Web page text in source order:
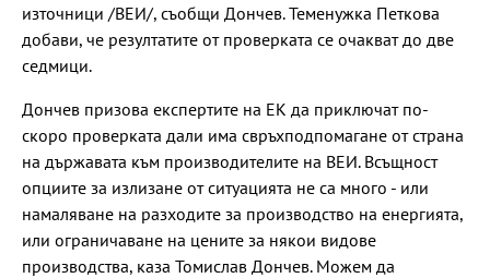
източници /ВЕИ/, съобщи Дончев. Теменужка Петкова
добави, че резултатите от проверката се очакват до две
седмици.
Дончев призова експертите на ЕК да приключат по-
скоро проверката дали има свръхподпомагане от страна
на държавата към производителите на ВЕИ. Всъщност
опциите за излизане от ситуацията не са много - или
намаляване на разходите за производство на енергията,
или ограничаване на цените за някои видове
производства, каза Томислав Дончев. Можем да